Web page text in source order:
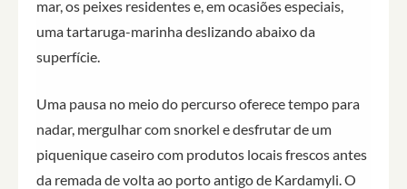
mar, os peixes residentes e, em ocasiões especiais,
uma tartaruga-marinha deslizando abaixo da
superfície.
Uma pausa no meio do percurso oferece tempo para
nadar, mergulhar com snorkel e desfrutar de um
piquenique caseiro com produtos locais frescos antes
da remada de volta ao porto antigo de Kardamyli. O